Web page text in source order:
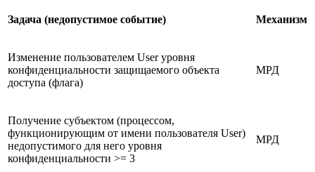
Задача (недопустимое событие) Механизм
Изменение пользователем User уровня
конфиденциальности защищаемого объекта
доступа (флага)
МРД
Получение субъектом (процессом,
функционирующим от имени пользователя User)
недопустимого для него уровня
конфиденциальности >= 3
МРД